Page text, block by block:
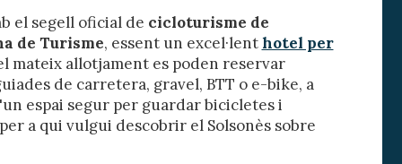
el segell oficial de cicloturisme de
de Turisme, essent un excel·lenthotel per
mateix allotjament es poden reservar
de carretera, gravel, BTT o e-bike, a
espai segur per guardar bicicletes i
a qui vulgui descobrir el Solsonès sobre